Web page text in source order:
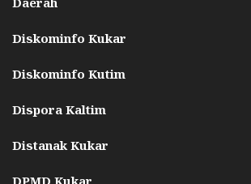
Diskominfo Kukar
Diskominfo Kutim
Dispora Kaltim
Distanak Kukar
DPMD Kukar